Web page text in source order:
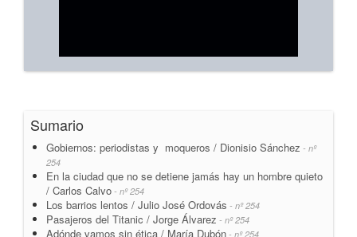
Sumario
Gobiernos: periodistas y moqueros / Dionisio Sánchez - nº
254
En la ciudad que no se detiene jamás hay un hombre quieto
/ Carlos Calvo - nº 254
Los barrios lentos / Julio José Ordovás - nº 254
Pasajeros del Titanic / Jorge Álvarez - nº 254
Adónde vamos sin ética / María Dubón - nº 254